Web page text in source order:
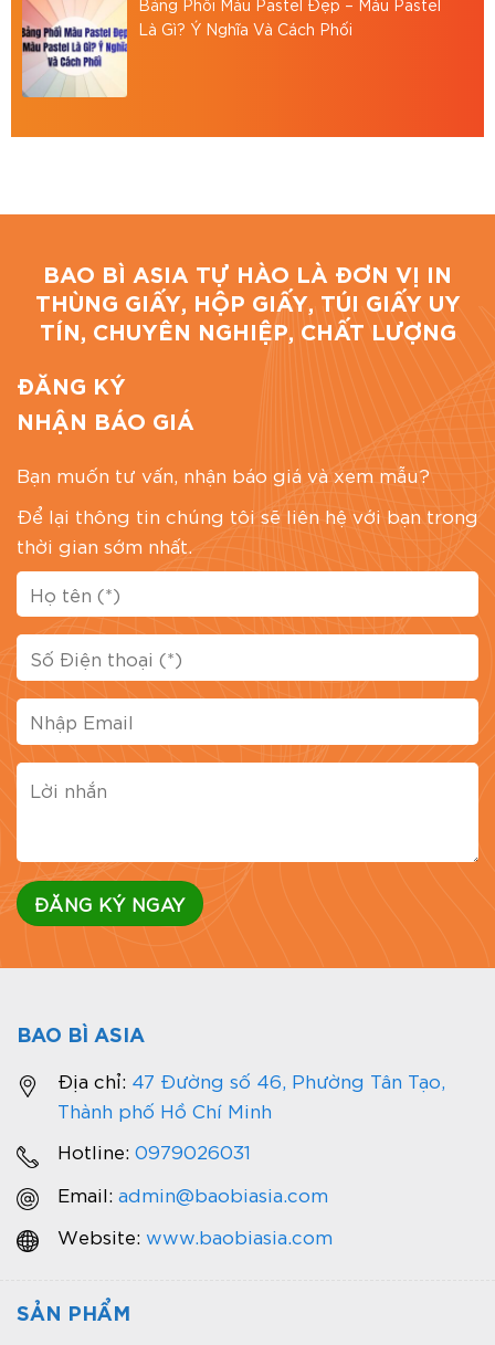
Bảng Phối Màu Pastel Đẹp – Màu Pastel
Là Gì? Ý Nghĩa Và Cách Phối
BAO BÌ ASIA TỰ HÀO LÀ ĐƠN VỊ IN
THÙNG GIẤY, HỘP GIẤY, TÚI GIẤY UY
TÍN, CHUYÊN NGHIỆP, CHẤT LƯỢNG
ĐĂNG KÝ
NHẬN BÁO GIÁ
Bạn muốn tư vấn, nhận báo giá và xem mẫu?
Để lại thông tin chúng tôi sẽ liên hệ với bạn trong
thời gian sớm nhất.
BAO BÌ ASIA
Địa chỉ: 47 Đường số 46, Phường Tân Tạo,
Thành phố Hồ Chí Minh
Hotline: 0979026031
Email: admin@baobiasia.com
Website: www.baobiasia.com
SẢN PHẨM